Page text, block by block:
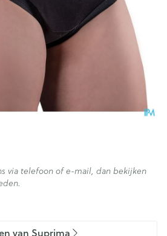
via telefoon of e-mail, dan bekijken
van Suprima